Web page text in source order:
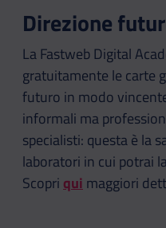
Direzione
La Fastweb Digital
gratuitamente le carte
futuro in modo
informali ma
specialisti: questa è la
laboratori in cui potrai
Scopri qui maggiori